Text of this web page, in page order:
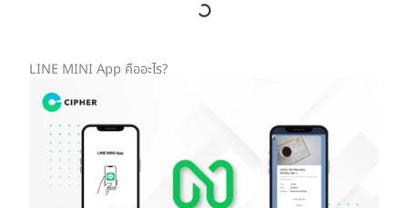
LINE MINI App คืออะไร?